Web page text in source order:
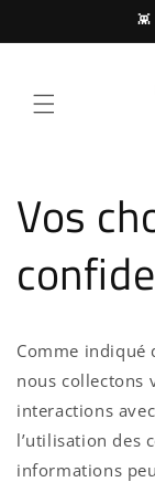
au
Vos
Comme
nous collectons
interactions
l’utilisation des
informations